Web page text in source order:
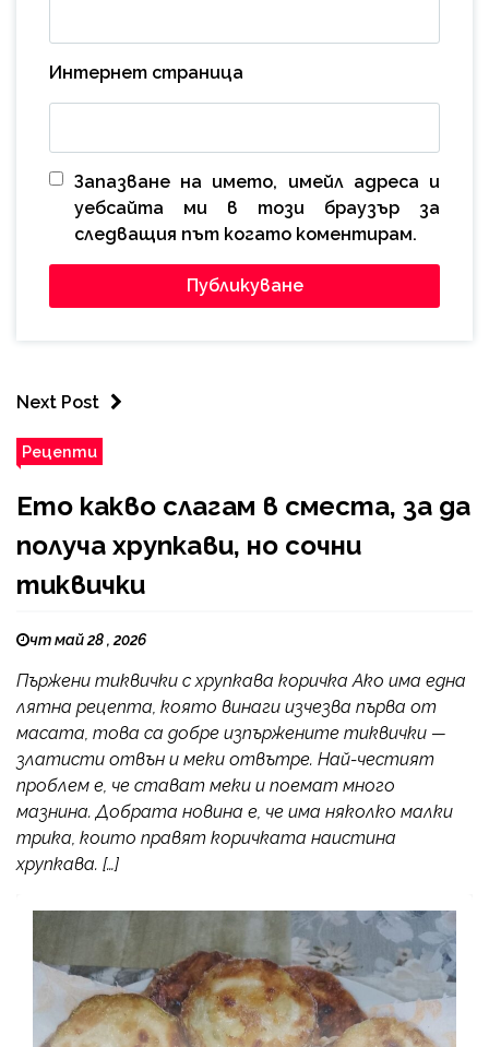
Интернет страница
Запазване на името, имейл адреса и
уебсайта ми в този браузър за
следващия път когато коментирам.
Next Post
Рецепти
Ето какво слагам в сместа, за да
получа хрупкави, но сочни
тиквички
чт май 28 , 2026
Пържени тиквички с хрупкава коричка Ако има една
лятна рецепта, която винаги изчезва първа от
масата, това са добре изпържените тиквички —
златисти отвън и меки отвътре. Най-честият
проблем е, че стават меки и поемат много
мазнина. Добрата новина е, че има няколко малки
трика, които правят коричката наистина
хрупкава. […]